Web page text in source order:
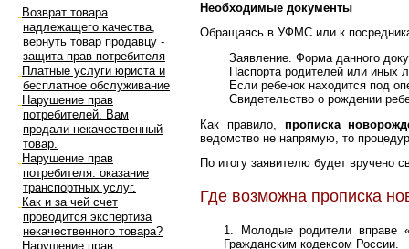
Возврат товара
надлежащего качества,
вернуть товар продавцу -
защита прав потребителя
Платные услуги юриста и
бесплатное обслуживание
Нарушение прав
потребителей. Вам
продали некачественный
товар.
Нарушение прав
потребителя: оказание
транспортных услуг.
Как и за чей счет
проводится экспертиза
некачественного товара?
Нарушение прав
Необходимые документы
Обращаясь в УФМС или к
Заявление. Форма данного
Паспорта родителей или иных
Если ребенок находится под
Свидетельство о рождении
Как правило, прописка
ведомство не напрямую, то
По итогу заявителю будет вручено
Где возможна прописка
Молодые родители вправе
Гражданским кодексом России.